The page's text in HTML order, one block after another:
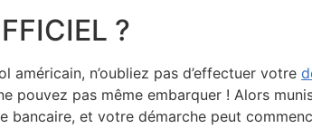
?
n’oubliez pas d’effectuer votre
pouvez pas même embarquer ! Alors
et votre démarche peut